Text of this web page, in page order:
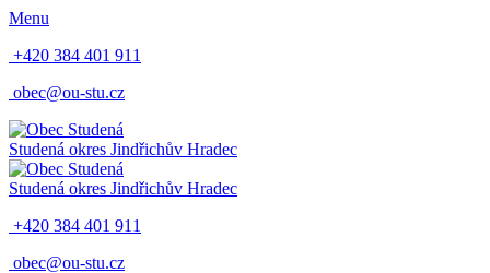
Menu
+420 384 401 911
obec@ou-stu.cz
Studená okres Jindřichův Hradec
Studená okres Jindřichův Hradec
+420 384 401 911
obec@ou-stu.cz